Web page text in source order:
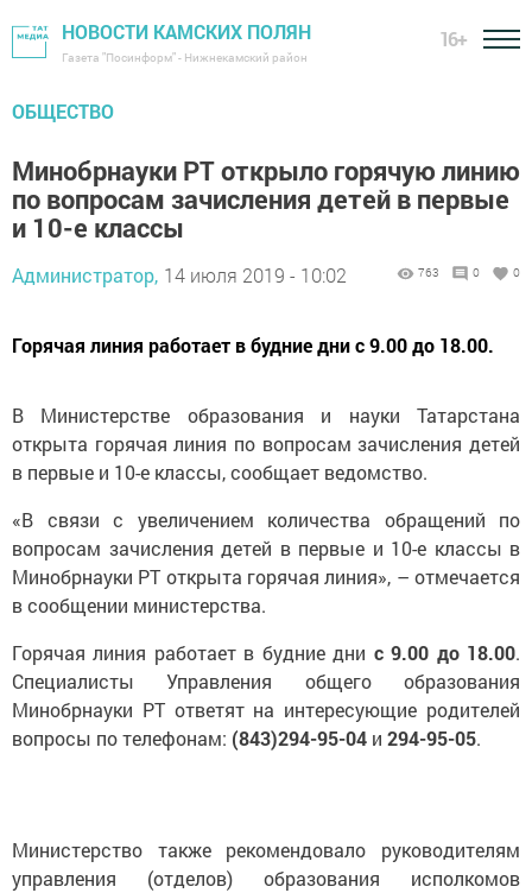
НОВОСТИ КАМСКИХ ПОЛЯН
Газета "Посинформ" - Нижнекамский район
16+
ОБЩЕСТВО
Минобрнауки РТ открыло горячую линию
по вопросам зачисления детей в первые
и 10-е классы
Администратор, 14 июля 2019 - 10:02 763 0 0
Горячая линия работает в будние дни с 9.00 до 18.00.
В Министерстве образования и науки Татарстана
открыта горячая линия по вопросам зачисления детей
в первые и 10-е классы, сообщает ведомство.
«В связи с увеличением количества обращений по
вопросам зачисления детей в первые и 10-е классы в
Минобрнауки РТ открыта горячая линия», – отмечается
в сообщении министерства.
Горячая линия работает в будние дни с 9.00 до 18.00.
Специалисты Управления общего образования
Минобрнауки РТ ответят на интересующие родителей
вопросы по телефонам: (843)294-95-04 и 294-95-05.
Министерство также рекомендовало руководителям
управления (отделов) образования исполкомов